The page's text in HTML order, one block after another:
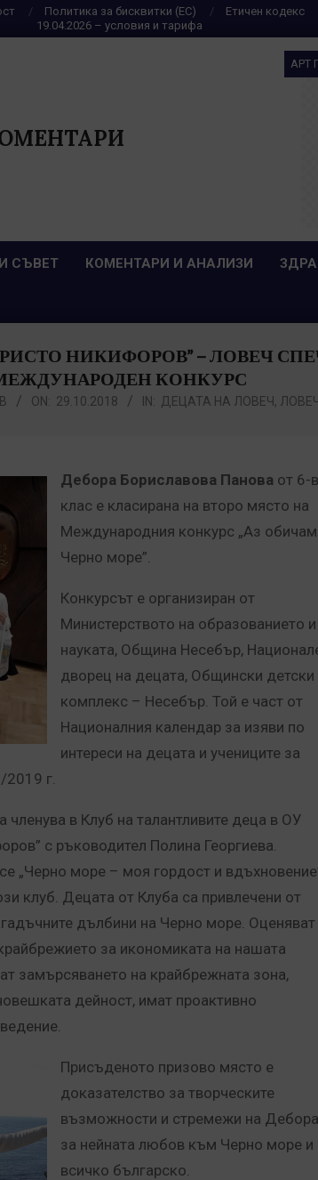
Политика за бисквитки (ЕС) Етичен кодекс
19.04.2026 – условия и тарифа
АРТ
СЪВЕТ КОМЕНТАРИ И АНАЛИЗИ
НИКИФОРОВ’’ – ЛОВЕЧ
КОНКУРС
ON: 29.10.2018 IN: ДЕЦАТА НА ЛОВЕЧ,
Дебора Бориславова Панова от 6-в
клас е класирана на второ място на
Международния конкурс „Аз обичам
Черно море”.
Конкурсът е организиран от
Министерството на образованието и
науката, Община Несебър,
дворец на децата, Общински детски
комплекс – Несебър. Той е част от
Националния календар за изяви по
интереси на децата и учениците за
2019 г.
в Клуб на талантливите деца в ОУ
с ръководител Полина Георгиева.
„Черно море – моя гордост и
клуб. Децата от Клуба са привлечени от
дълбини на Черно море. Оценяват
за икономиката на нашата
замърсяването на крайбрежната зона,
дейност, имат проактивно
Присъденото призово място е
доказателство за творческите
възможности и стремежи на
за нейната любов към Черно море и
всичко българско.